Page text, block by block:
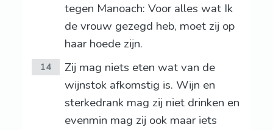
tegen Manoach: Voor alles wat Ik
de vrouw gezegd heb, moet zij op
haar hoede zijn.
14
Zij mag niets eten wat van de
wijnstok afkomstig is. Wijn en
sterkedrank mag zij niet drinken en
evenmin mag zij ook maar iets